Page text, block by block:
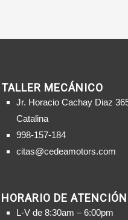
TALLER MECÁNICO
Jr. Horacio Cachay Diaz
Catalina
998-157-184
citas@cedeamotors.com
HORARIO DE ATENCIÓN
L-V de 8:30am – 6:00pm